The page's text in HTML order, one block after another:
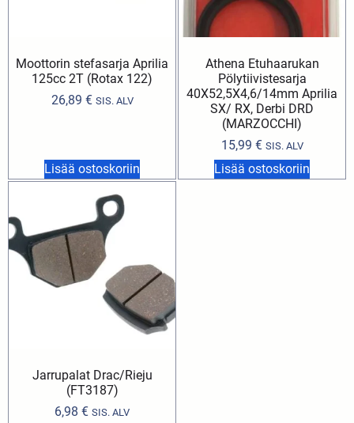
Moottorin stefasarja Aprilia
125cc 2T (Rotax 122)
26,89 € SIS. ALV
Lisää ostoskoriin
Athena Etuhaarukan
Pölytiivistesarja
40X52,5X4,6/14mm Aprilia
SX/ RX, Derbi DRD
(MARZOCCHI)
15,99 € SIS. ALV
Lisää ostoskoriin
Jarrupalat Drac/Rieju
(FT3187)
6,98 € SIS. ALV